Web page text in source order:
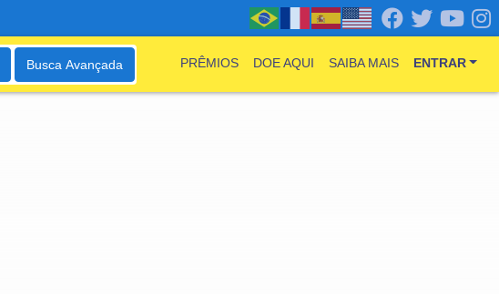
Busca Avançada PRÊMIOS DOE AQUI SAIBA MAIS ENTRAR